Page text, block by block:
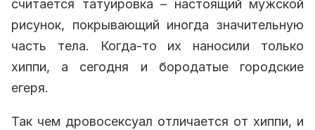
считается татуировка – настоящий мужской
рисунок, покрывающий иногда значительную
часть тела. Когда-то их наносили только
хиппи, а сегодня и бородатые городские
егеря.
Так чем дровосексуал отличается от хиппи, и